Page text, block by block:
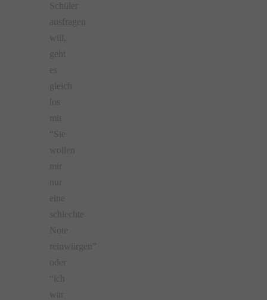
Schüler
ausfragen
will,
geht
es
gleich
los
mit
“Sie
wollen
mir
eine
schlechte
Note
reinwürgen”
oder
“ich
war